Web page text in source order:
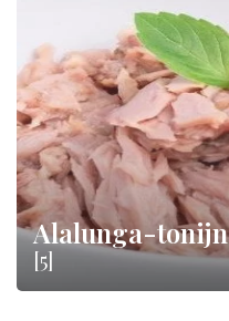
Alalunga-tonijn
[5]